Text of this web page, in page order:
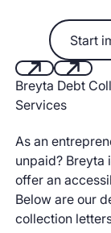
Start
Start
Next Next
Breyta Debt
Services
As an
unpaid? Breyta
offer an
Below are our
collection